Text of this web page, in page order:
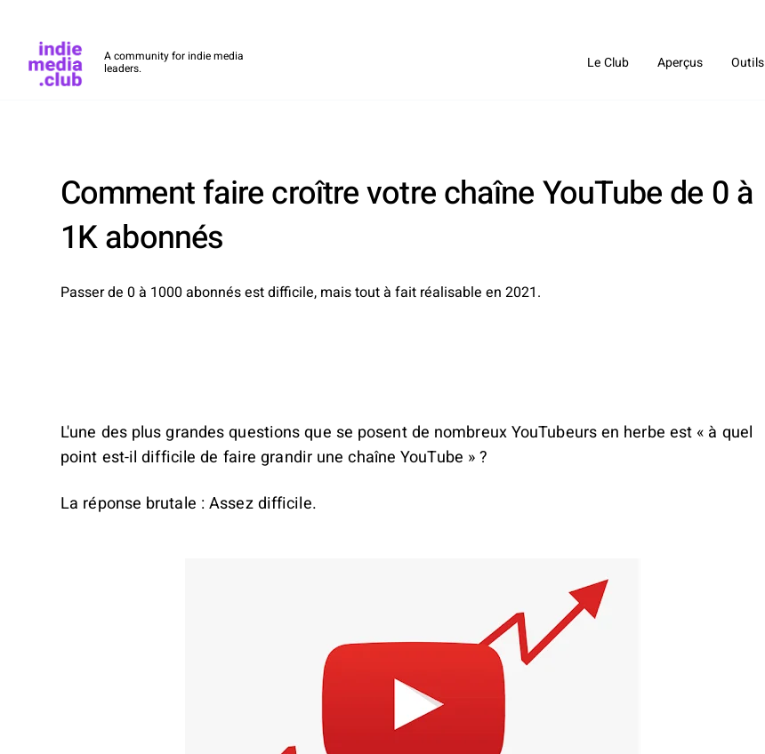
A community for indie media
leaders.
Le Club Aperçus Outils
Comment faire croître votre chaîne YouTube de 0 à
1K abonnés
Passer de 0 à 1000 abonnés est difficile, mais tout à fait réalisable en 2021.
L'une des plus grandes questions que se posent de nombreux YouTubeurs en herbe est « à quel
point est-il difficile de faire grandir une chaîne YouTube » ?
La réponse brutale : Assez difficile.